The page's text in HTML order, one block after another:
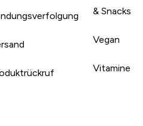
& Snacks
Vegan
Vitamine